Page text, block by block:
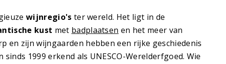
wijnregio's ter wereld. Het ligt in de
kust met badplaatsen en het meer van
en zijn wijngaarden hebben een rijke geschiedenis
1999 erkend als UNESCO-Werelderfgoed. Wie